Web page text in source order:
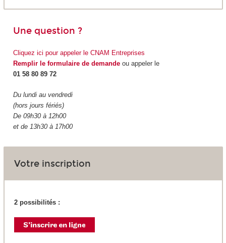
Une question ?
Cliquez ici pour appeler le CNAM Entreprises
Remplir le formulaire de demandeou appeler le
01 58 80 89 72
Du lundi au vendredi
(hors jours fériés)
De 09h30 à 12h00
et de 13h30 à 17h00
Votre inscription
2 possibilités :